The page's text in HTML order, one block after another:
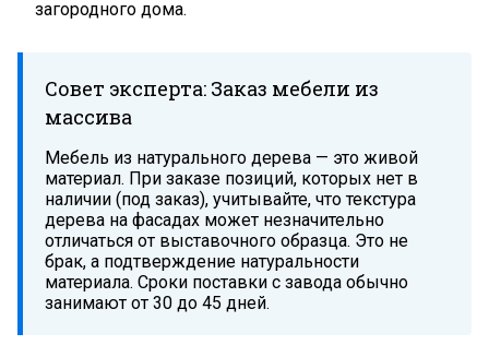
загородного дома.
Совет эксперта: Заказ мебели из
массива
Мебель из натурального дерева — это живой
материал. При заказе позиций, которых нет в
наличии (под заказ), учитывайте, что текстура
дерева на фасадах может незначительно
отличаться от выставочного образца. Это не
брак, а подтверждение натуральности
материала. Сроки поставки с завода обычно
занимают от 30 до 45 дней.